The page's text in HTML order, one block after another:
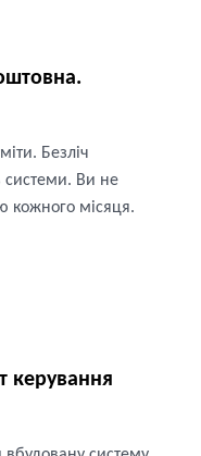
Безліч
системи. Ви не
кожного місяця.
керування